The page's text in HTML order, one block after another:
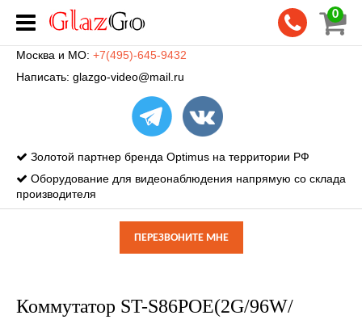
0
Москва и МО: +7(495)-645-9432
Написать: glazgo-video@mail.ru
Золотой партнер бренда Optimus на территории РФ
Оборудование для видеонаблюдения напрямую со склада
производителя
ПЕРЕЗВОНИТЕ МНЕ
Коммутатор ST-S86POE(2G/96W/